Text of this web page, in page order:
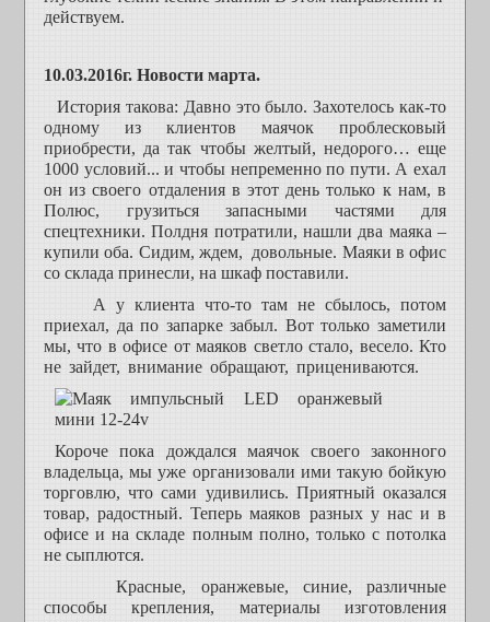
действуем.
10.03.2016г. Новости марта.
История такова: Давно это было. Захотелось как-то
одному из клиентов маячок проблесковый
приобрести, да так чтобы желтый, недорого… еще
1000 условий... и чтобы непременно по пути. А ехал
он из своего отдаления в этот день только к нам, в
Полюс, грузиться запасными частями для
спецтехники. Полдня потратили, нашли два маяка –
купили оба. Сидим, ждем, довольные. Маяки в офис
со склада принесли, на шкаф поставили.
А у клиента что-то там не сбылось, потом
приехал, да по запарке забыл. Вот только заметили
мы, что в офисе от маяков светло стало, весело. Кто
не зайдет, внимание обращают, прицениваются.
Короче пока дождался маячок своего законного
владельца, мы уже организовали ими такую бойкую
торговлю, что сами удивились. Приятный оказался
товар, радостный. Теперь маяков разных у нас и в
офисе и на складе полным полно, только с потолка
не сыплются.
Красные, оранжевые, синие, различные
способы крепления, материалы изготовления